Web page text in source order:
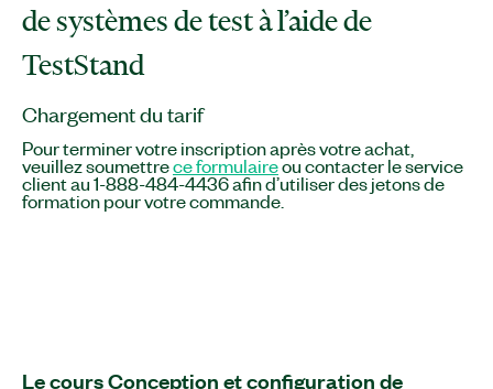
de systèmes de test à l’aide de
TestStand
Chargement du tarif
Pour terminer votre inscription après votre achat,
veuillez soumettrece formulaireou contacter le service
client au 1-888-484-4436 afin d’utiliser des jetons de
formation pour votre commande.
Le cours Conception et configuration de